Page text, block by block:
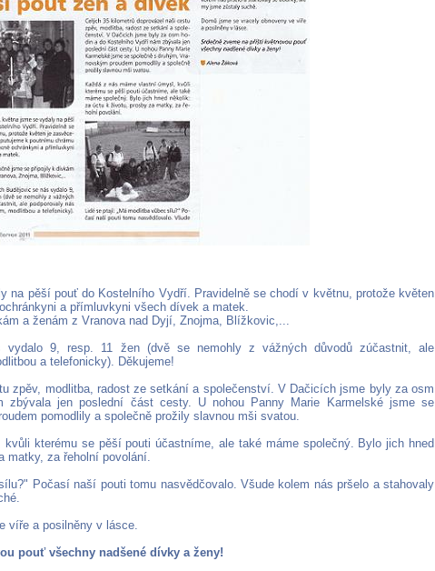
na pěší pouť do Kostelního Vydří. Pravidelně se chodí v květnu, protože květen
a přímluvkyni všech dívek a matek.
a ženám z Vranova nad Dyjí, Znojma, Blížkovic,...
vydalo 9, resp. 11 žen (dvě se nemohly z vážných důvodů zúčastnit, ale
a telefonicky). Děkujeme!
zpěv, modlitba, radost ze setkání a společenství. V Dačicích jsme byly za osm
zbývala jen poslední část cesty. U nohou Panny Marie Karmelské jsme se
pomodlily a společně prožily slavnou mši svatou.
kterému se pěší pouti účastníme, ale také máme společný. Bylo jich hned
matky, za řeholní povolání.
Počasí naší pouti tomu nasvědčovalo. Všude kolem nás pršelo a stahovaly
víře a posilněny v lásce.
pouť všechny nadšené dívky a ženy!